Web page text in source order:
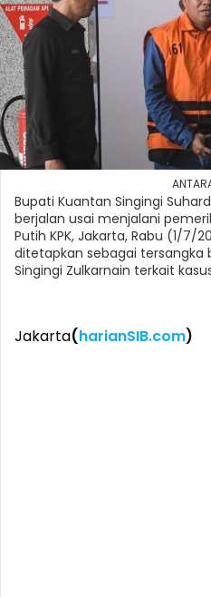
Bupati Kuantan Singingi
berjalan usai menjalani
Putih KPK, Jakarta, Rabu (1/7/
ditetapkan sebagai tersangka
Singingi Zulkarnain terkait
Jakarta(harianSIB.com)